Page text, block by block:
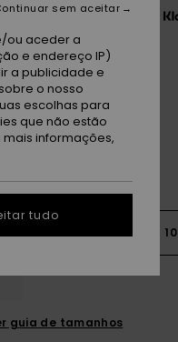
x 11,67 € sem juros com a
Green Letter Up
10
guia de tamanhos
ou aceder a
e endereço IP)
a publicidade e
o nosso
escolhas para
que não estão
informações,
sem aceitar
tudo